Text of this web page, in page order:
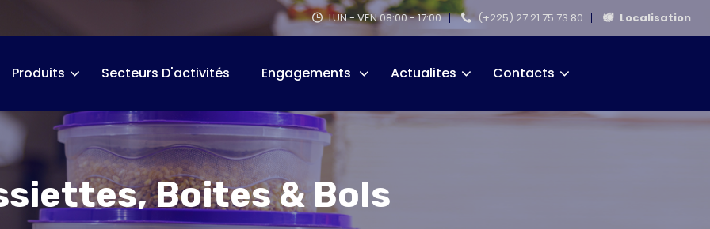
LUN - VEN 08:00 - 17:00 (+225) 27 21 75 73 80 Localisation
Produits Secteurs D'activités Engagements Actualites Contacts
Boites & Bols